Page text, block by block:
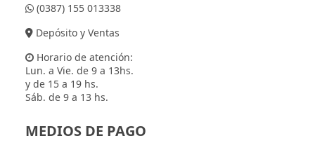
(0387) 155 013338
Depósito y Ventas
Horario de atención:
Lun. a Vie. de 9 a 13hs.
y de 15 a 19 hs.
Sáb. de 9 a 13 hs.
MEDIOS DE PAGO